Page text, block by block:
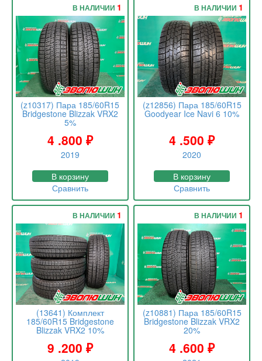
(z10317) Пара 185/60R15
Bridgestone Blizzak VRX2
5%
4 .800 ₽
2019
В НАЛИЧИИ 1
В корзину
Сравнить
(z12856) Пара 185/60R15
Goodyear Ice Navi 6 10%
4 .500₽
2020
В НАЛИЧИИ 1
В корзину
Сравнить
(13641) Комплект
185/60R15 Bridgestone
Blizzak VRX2 10%
9 .200 ₽
В НАЛИЧИИ 1
(z10881) Пара 185/60R15
Bridgestone Blizzak VRX2
20%
4 .600₽
В НАЛИЧИИ 1